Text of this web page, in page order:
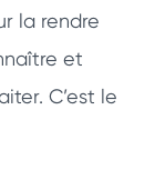
la rendre
et
C’est le